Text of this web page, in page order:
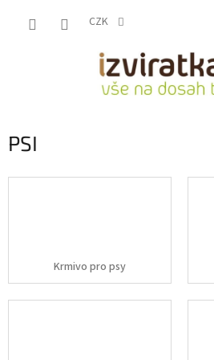
CZK
PSI
Krmivo pro psy